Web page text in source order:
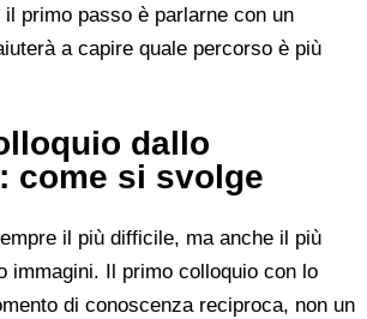
primo passo è parlarne con un
a capire quale percorso è più
dallo
come si svolge
il più difficile, ma anche il più
immagini. Il primo colloquio con lo
di conoscenza reciproca, non un